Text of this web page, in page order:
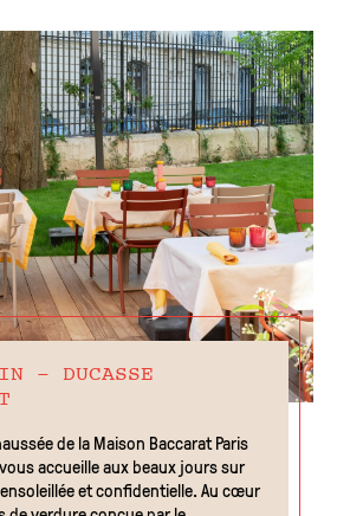
- DUCASSE
de la Maison Baccarat Paris
accueille aux beaux jours sur
et confidentielle. Au cœur